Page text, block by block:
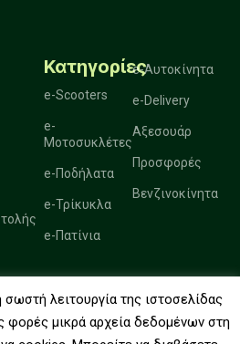
Κατηγορίες
e-Scooters
e-
Μοτοσυκλέτες
e-Ποδήλατα
e-Τρίκυκλα
e-Πατίνια
e-Αυτοκίνητα
e-Delivery
Αξεσουάρ
Προσφορές
Βενζινοκίνητα
Μπακώσης.
λειτουργία της ιστοσελίδας
φορές μικρά αρχεία δεδομένων στη